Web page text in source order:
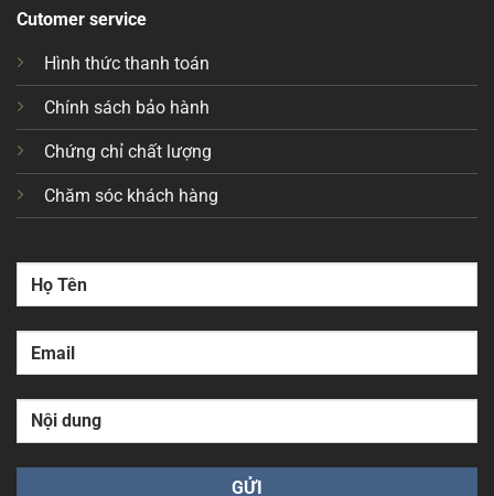
Cutomer service
Hình thức thanh toán
Chính sách bảo hành
Chứng chỉ chất lượng
Chăm sóc khách hàng